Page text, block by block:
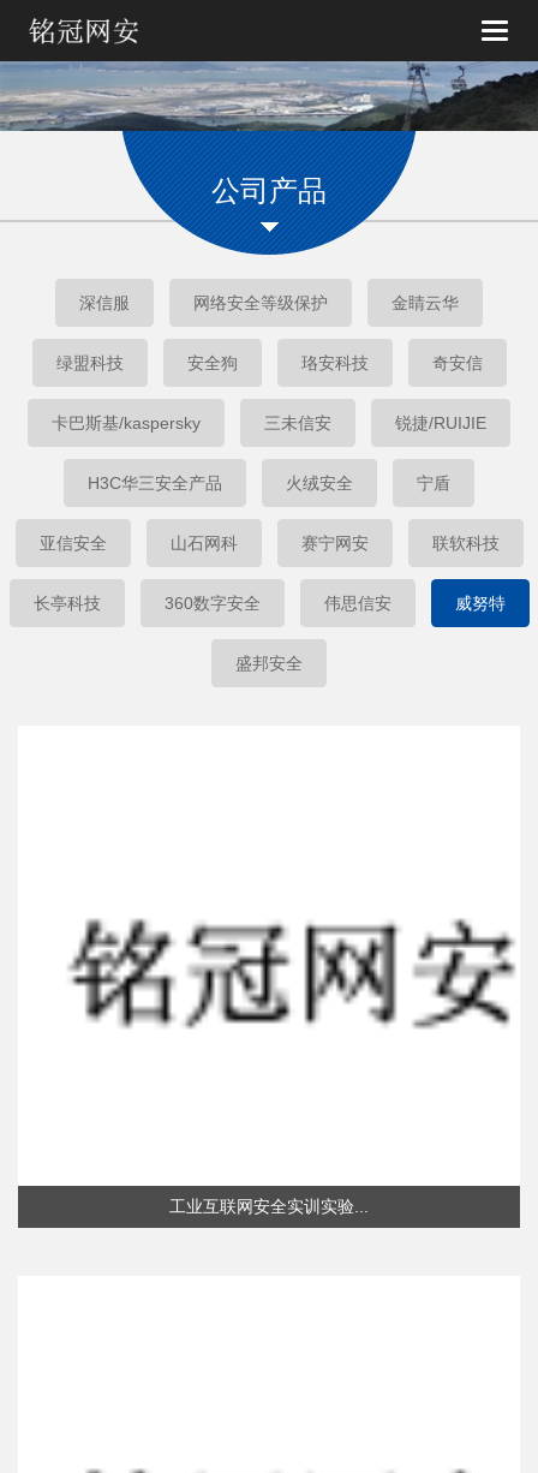
Toggle
公司产品
深信服 网络安全等级保护 金睛云华
绿盟科技 安全狗 珞安科技 奇安信
卡巴斯基/kaspersky 三未信安 锐捷/RUIJIE
H3C华三安全产品 火绒安全 宁盾
亚信安全 山石网科 赛宁网安 联软科技
长亭科技 360数字安全 伟思信安 威努特
盛邦安全
工业互联网安全实训实验...